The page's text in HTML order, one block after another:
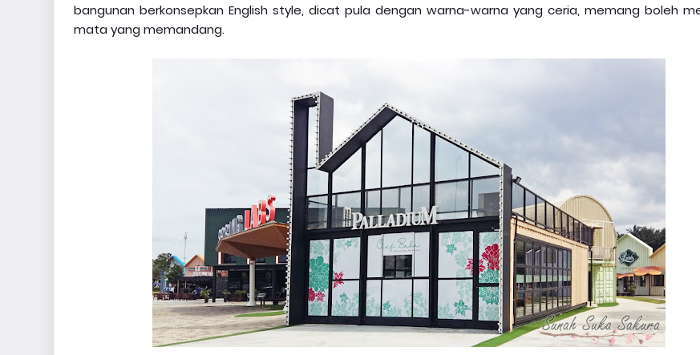
bangunan berkonsepkan English style, dicat pula dengan warna-warna yang ceria, memang boleh
mata yang memandang.